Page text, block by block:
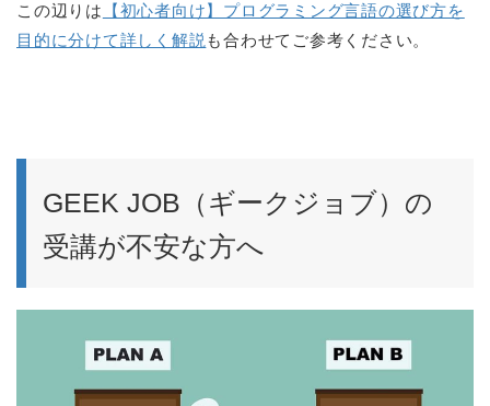
この辺りは
【初心者向け】プログラミング言語の選び方を
目的に分けて詳しく解説 も合わせてご参考ください。
GEEK JOB（ギークジョブ）の
受講が不安な方へ